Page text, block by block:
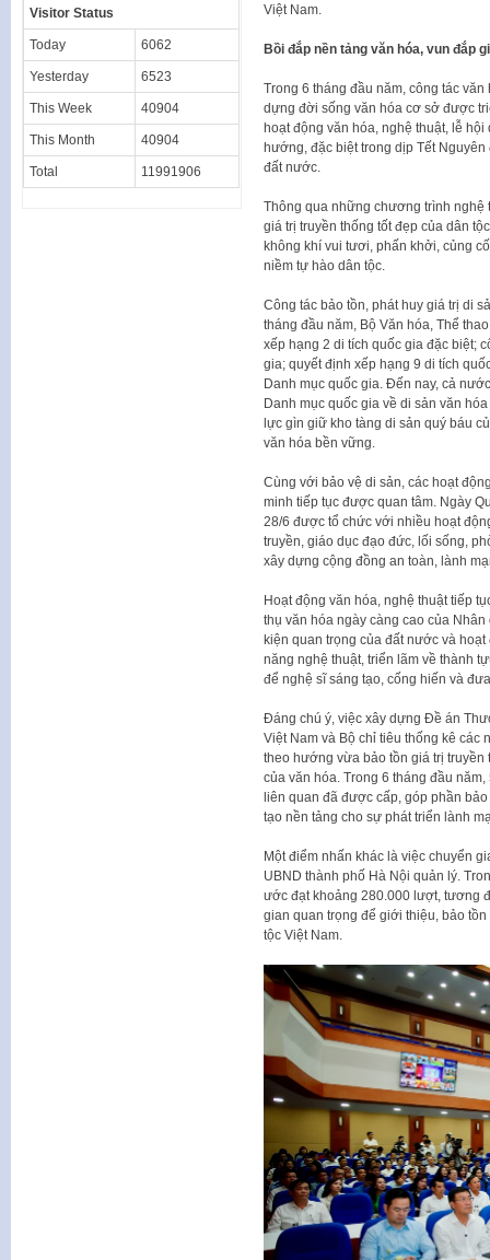
Việt Nam.
Bồi đắp nền tảng văn hóa, vun đắp
Trong 6 tháng đầu năm, công tác
dựng đời sống văn hóa cơ sở được
hoạt động văn hóa, nghệ thuật, lễ
hướng, đặc biệt trong dịp Tết
đất nước.
Thông qua những chương trình nghệ
giá trị truyền thống tốt đẹp của dân
không khí vui tươi, phấn khởi, củng
niềm tự hào dân tộc.
Công tác bảo tồn, phát huy giá trị di
tháng đầu năm, Bộ Văn hóa, Thể
xếp hạng 2 di tích quốc gia đặc biệt;
gia; quyết định xếp hạng 9 di tích
Danh mục quốc gia. Đến nay, cả
Danh mục quốc gia về di sản văn
lực gìn giữ kho tàng di sản quý báu
văn hóa bền vững.
Cùng với bảo vệ di sản, các hoạt
minh tiếp tục được quan tâm. Ngày
28/6 được tổ chức với nhiều hoạt
truyền, giáo dục đạo đức, lối sống,
xây dựng cộng đồng an toàn, lành
Hoạt động văn hóa, nghệ thuật tiếp
thụ văn hóa ngày càng cao của
kiện quan trọng của đất nước và
năng nghệ thuật, triển lãm về thành
để nghệ sĩ sáng tạo, cống hiến và
Đáng chú ý, việc xây dựng Đề án
Việt Nam và Bộ chỉ tiêu thống kê
theo hướng vừa bảo tồn giá trị truyền
của văn hóa. Trong 6 tháng đầu
liên quan đã được cấp, góp phần
tạo nền tảng cho sự phát triển lành
Một điểm nhấn khác là việc chuyển
UBND thành phố Hà Nội quản lý.
ước đạt khoảng 280.000 lượt, tương
gian quan trọng để giới thiệu, bảo
tộc Việt Nam.
Visitor Status
Today 6062
Yesterday 6523
This Week 40904
This Month 40904
Total 11991906